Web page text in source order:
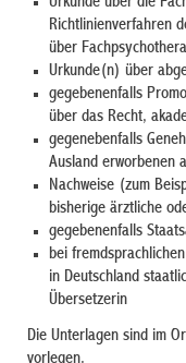
Richtlinienverfahren
über
Urkunde(n) über
gegebenenfalls
über das Recht,
gegenebenfalls
Ausland erworbenen
Nachweise (zum
bisherige ärztliche
gegebenenfalls
bei
in Deutschland
Übersetzerin
Die Unterlagen sind im
vorlegen.